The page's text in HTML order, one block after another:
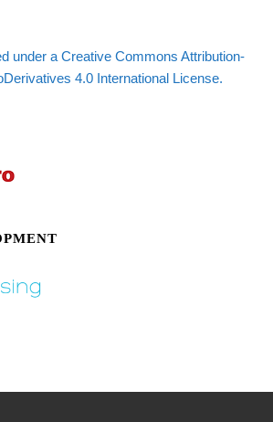
under a Creative Commons Attribution-
4.0 International License.